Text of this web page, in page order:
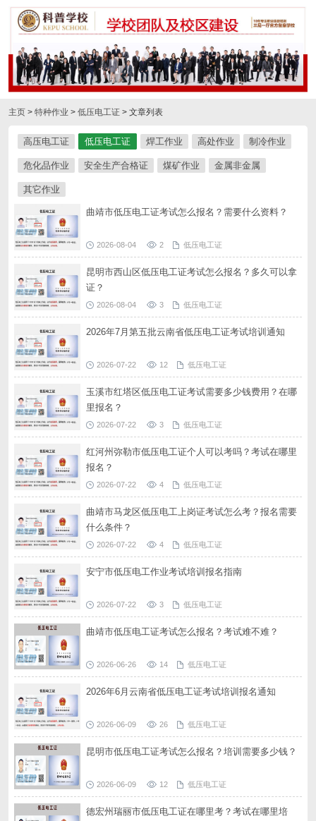
主页 > 特种作业 > 低压电工证 > 文章列表
高压电工证 低压电工证 焊工作业 高处作业 制冷作业
危化品作业 安全生产合格证 煤矿作业 金属非金属
其它作业
曲靖市低压电工证考试怎么报名？需要什么资料？
2026-08-04 2 低压电工证
昆明市西山区低压电工证考试怎么报名？多久可以拿
证？
2026-08-04 3 低压电工证
2026年7月第五批云南省低压电工证考试培训通知
2026-07-22 12 低压电工证
玉溪市红塔区低压电工证考试需要多少钱费用？在哪
里报名？
2026-07-22 3 低压电工证
红河州弥勒市低压电工证个人可以考吗？考试在哪里
报名？
2026-07-22 4 低压电工证
曲靖市马龙区低压电工上岗证考试怎么考？报名需要
什么条件？
2026-07-22 4 低压电工证
安宁市低压电工作业考试培训报名指南
2026-07-22 3 低压电工证
曲靖市低压电工证考试怎么报名？考试难不难？
2026-06-26 14 低压电工证
2026年6月云南省低压电工证考试培训报名通知
2026-06-09 26 低压电工证
昆明市低压电工证考试怎么报名？培训需要多少钱？
2026-06-09 12 低压电工证
德宏州瑞丽市低压电工证在哪里考？考试在哪里培